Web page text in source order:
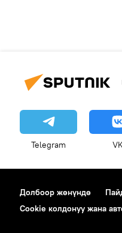
Telegram VK
Долбоор жөнүндө
Cookie колдонуу жана